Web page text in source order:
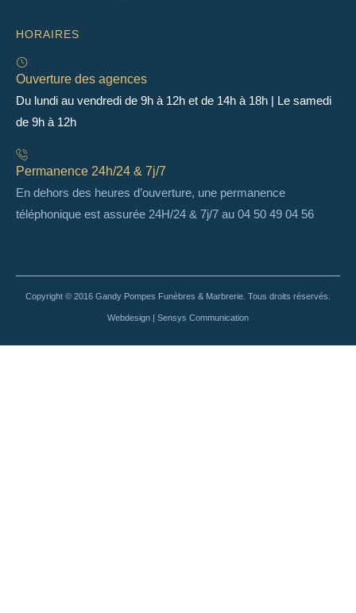
HORAIRES
Ouverture des agences
Du lundi au vendredi de 9h à 12h et de 14h à 18h | Le samedi
de 9h à 12h
Permanence 24h/24 & 7j/7
En dehors des heures d’ouverture, une permanence
téléphonique est assurée 24H/24 & 7j/7 au 04 50 49 04 56
Copyright © 2016 Gandy Pompes Funèbres & Marbrerie. Tous droits réservés.
Webdesign | Sensys Communication